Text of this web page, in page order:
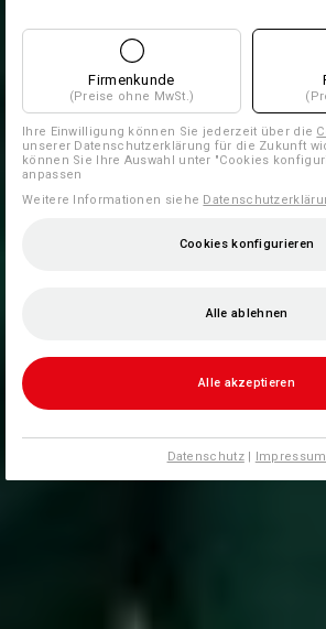
Firmenkunde
(Preise ohne MwSt.)
Ihre Einwilligung können Sie jederzeit über die
unserer Datenschutzerklärung für die Zukunft
können Sie Ihre Auswahl unter "Cookies
anpassen
Weitere Informationen siehe
Cookies konfigurieren
Alle ablehnen
Alle akzeptieren
Datenschutz| Impressum